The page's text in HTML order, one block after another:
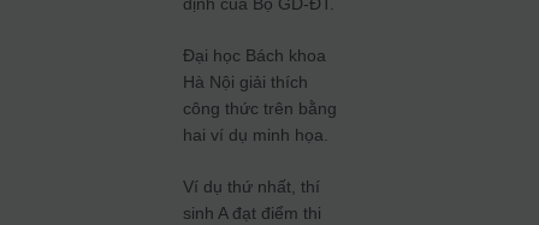
Đại học Bách khoa
Hà Nội giải thích
công thức trên bằng
hai ví dụ minh họa.
Ví dụ thứ nhất, thí
sinh A đạt điểm thi